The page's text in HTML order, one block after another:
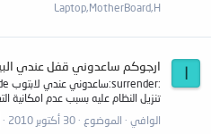
Laptop,MotherBoard,H
ا ارجوكم ساعدوني قفل عندي
تنزيل النظام عليه بسبب عدم امكانية
الوافي
الموضوع 30 أكتوبر 2010